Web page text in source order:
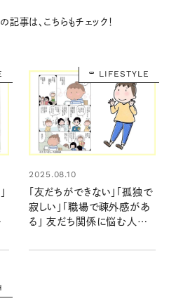
事は、こちらもチェック！
LIFESTYLE
2025.08.10
「友だちができない」「孤独で
寂しい」「職場で疎外感があ
る」 友だち関係に悩む人に、
んさんがアドバイス